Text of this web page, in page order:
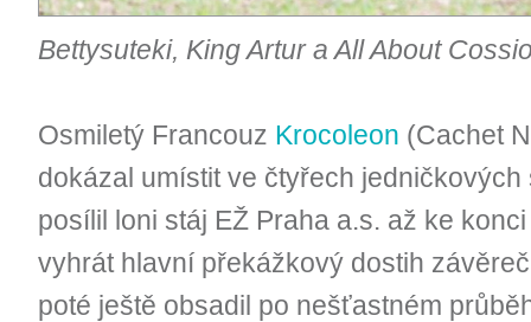
Bettysuteki, King Artur a All About
Osmiletý Francouz Krocoleon (Cachet
dokázal umístit ve čtyřech
posílil loni stáj EŽ Praha a.s. až ke
vyhrát hlavní překážkový dostih
poté ještě obsadil po nešťastném